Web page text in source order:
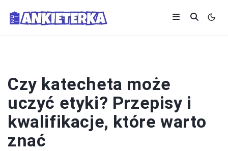
Czy katecheta może
uczyć etyki? Przepisy i
kwalifikacje, które warto
znać